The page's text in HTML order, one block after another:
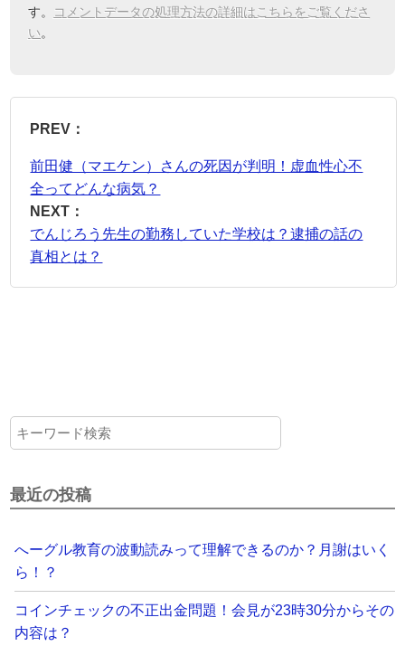
す。
コメントデータの処理方法の詳細はこちらをご覧くださ
い。
PREV：
前田健（マエケン）さんの死因が判明！虚血性心不
全ってどんな病気？
NEXT：
でんじろう先生の勤務していた学校は？逮捕の話の
真相とは？
最近の投稿
へーグル教育の波動読みって理解できるのか？月謝はいく
ら！？
コインチェックの不正出金問題！会見が23時30分からその
内容は？